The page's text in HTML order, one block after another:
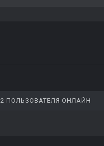
2 ПОЛЬЗОВАТЕЛЯ ОНЛАЙН